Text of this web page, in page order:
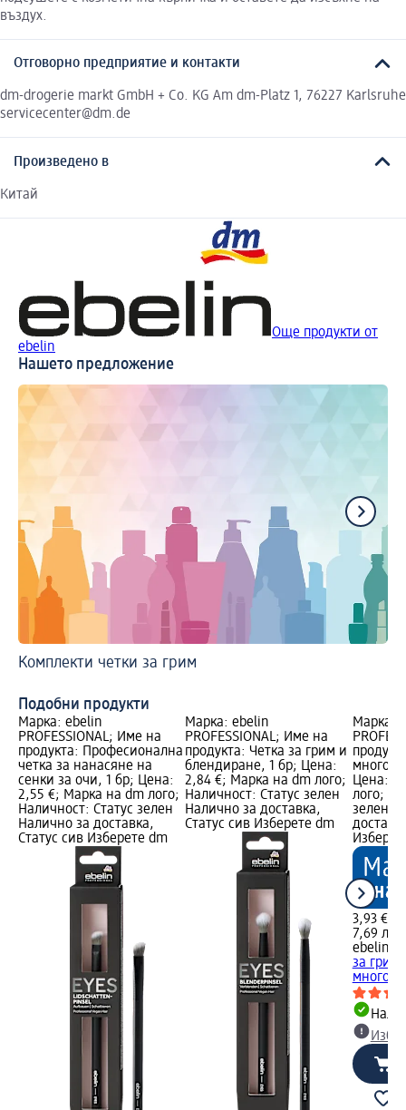
въздух.
Отговорно предприятие и контакти
dm-drogerie markt GmbH + Co. KG Am dm-Platz 1, 76227 Karlsruhe
servicecenter@dm.de
Произведено в
Китай
Още продукти от
ebelin
Нашето предложение
Комплекти четки за грим
Подобни продукти
Марка: ebelin
PROFESSIONAL; Име на
продукта: Професионална
четка за нанасяне на
сенки за очи, 1 бр; Цена:
2,55 €; Марка на dm лого;
Наличност: Статус зелен
Налично за доставка,
Статус сив Изберете dm
Марка: ebelin
PROFESSIONAL; Име на
продукта: Четка за грим и
блендиране, 1 бр; Цена:
2,84 €; Марка на dm лого;
Наличност: Статус зелен
Налично за доставка,
Статус сив Изберете dm
Марка:
Цена:
лого;
зелен
3,93 €
7,69 лв.
ebelin
за грим